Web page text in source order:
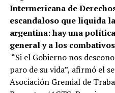
Intermericana de
escandaloso que liquida
argentina: hay una
general y a los
“Si el Gobierno nos
paro de su vida”, afirmó el
Asociación Gremial de